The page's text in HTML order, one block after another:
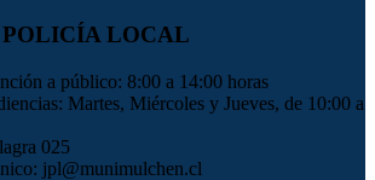
LOCAL
a público: 8:00 a 14:00 horas
Martes, Miércoles y Jueves, de 10:00 a
025
jpl@munimulchen.cl